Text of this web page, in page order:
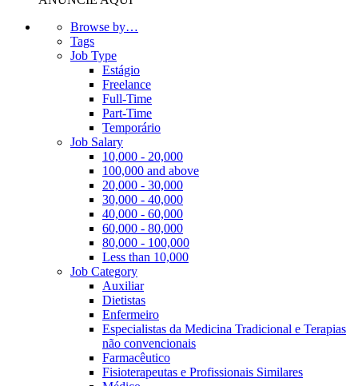
Browse by…
Tags
Job Type
Estágio
Freelance
Full-Time
Part-Time
Temporário
Job Salary
10,000 - 20,000
100,000 and above
20,000 - 30,000
30,000 - 40,000
40,000 - 60,000
60,000 - 80,000
80,000 - 100,000
Less than 10,000
Job Category
Auxiliar
Dietistas
Enfermeiro
Especialistas da Medicina Tradicional e Terapias
não convencionais
Farmacêutico
Fisioterapeutas e Profissionais Similares